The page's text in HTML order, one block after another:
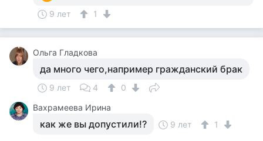
9 лет 1
Ольга Гладкова
да много чего,например гражданский брак
9 лет 4
0
Вахрамеева Ирина
как же вы допустили!? 9 лет 1